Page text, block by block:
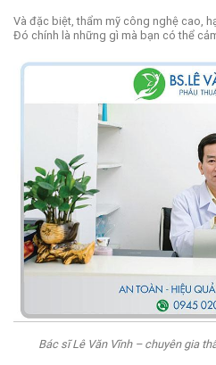
Và đặc biệt, thẩm mỹ công nghệ cao,
Đó chính là những gì mà bạn có thể
Bác sĩ Lê Văn Vĩnh – chuyên gia